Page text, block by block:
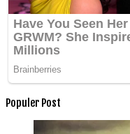
Populer Post